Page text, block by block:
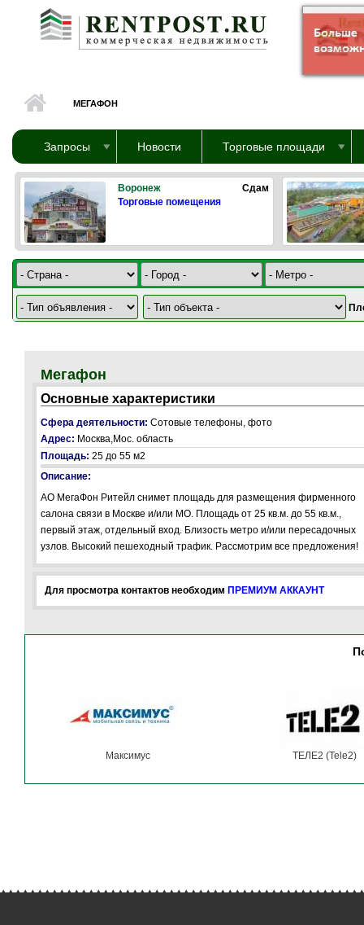
Перейти к основному содержанию
МЕГАФОН
Запросы Новости Торговые площади
Воронеж
Сдам
Торговые помещения
Мегафон
Основные характеристики
Сфера деятельности: Сотовые телефоны, фото
Адрес: Москва,Мос. область
Площадь: 25 до 55 м2
Описание:
АО МегаФон Ритейл снимет площадь для размещения фирменного
салона связи в Москве и/или МО. Площадь от 25 кв.м. до 55 кв.м.,
первый этаж, отдельный вход. Близость метро и/или пересадочных
узлов. Высокий пешеходный трафик. Рассмотрим все предложения!
Для просмотра контактов необходим ПРЕМИУМ АККАУНТ
Максимус ТЕЛЕ2 (Tele2)